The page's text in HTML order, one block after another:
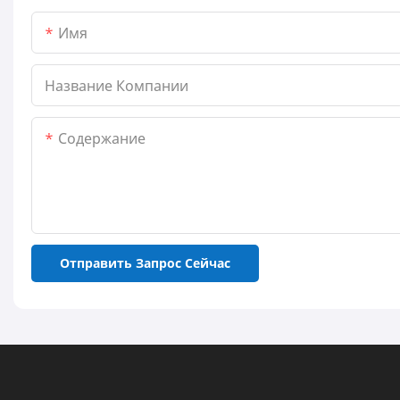
Имя
Название Компании
Содержание
Отправить Запрос Сейчас